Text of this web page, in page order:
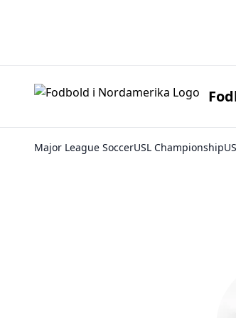
Major League SoccerUSL Championship